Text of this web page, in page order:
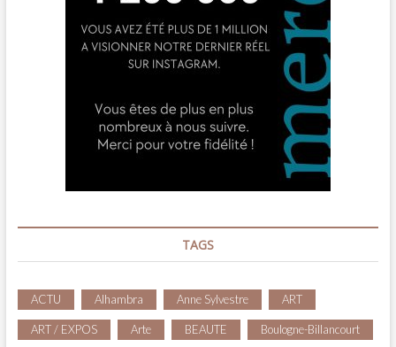
TAGS
ACTU Alhambra Anne Sylvestre ART
ART / EXPOS Arte BEAUTE Boulogne-Billancourt